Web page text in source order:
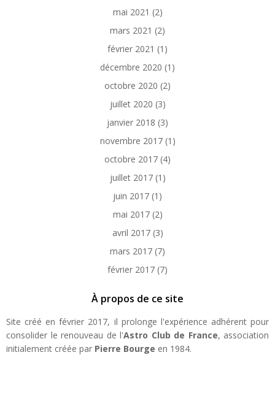
mai 2021 (2)
mars 2021 (2)
février 2021 (1)
décembre 2020 (1)
octobre 2020 (2)
juillet 2020 (3)
janvier 2018 (3)
novembre 2017(1)
octobre 2017 (4)
juillet 2017(1)
juin 2017 (1)
mai 2017(2)
avril 2017(3)
mars 2017 (7)
février 2017 (7)
À propos de ce site
Site créé en février 2017, il prolonge l'expérience adhérent pour
consolider le renouveau de l'Astro Club de France, association
initialement créée par Pierre Bourge en 1984.